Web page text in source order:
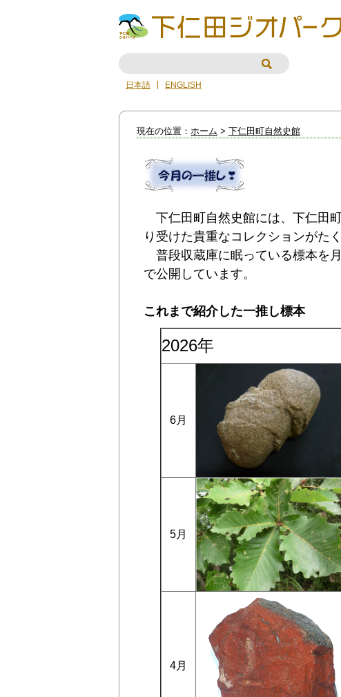
日本語 ENGLISH
現在の位置： ホーム > 下仁田町自然史館
下仁田町自然史館には、下仁田
り受けた貴重なコレクションがた
普段収蔵庫に眠っている標本を
で公開しています。
これまで紹介した一推し標本
2026年
6月
5月
4月